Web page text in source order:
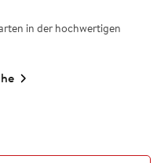
in der hochwertigen